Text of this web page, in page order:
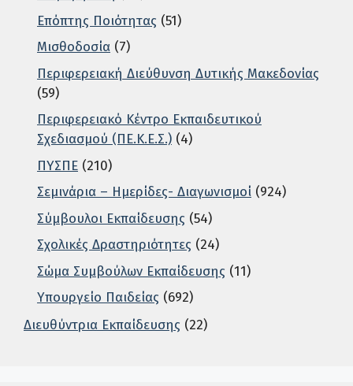
Επόπτης Ποιότητας (51)
Μισθοδοσία (7)
Περιφερειακή Διεύθυνση Δυτικής Μακεδονίας
(59)
Περιφερειακό Κέντρο Εκπαιδευτικού
Σχεδιασμού (ΠΕ.Κ.Ε.Σ.) (4)
ΠΥΣΠΕ (210)
Σεμινάρια – Ημερίδες- Διαγωνισμοί (924)
Σύμβουλοι Εκπαίδευσης (54)
Σχολικές Δραστηριότητες (24)
Σώμα Συμβούλων Εκπαίδευσης (11)
Υπουργείο Παιδείας (692)
Διευθύντρια Εκπαίδευσης (22)